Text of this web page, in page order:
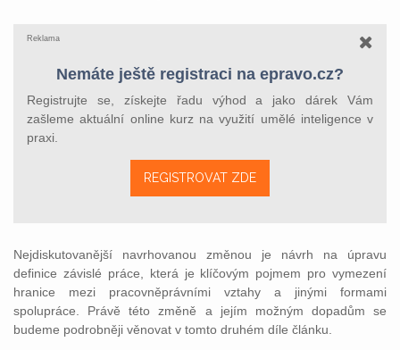
Reklama
Nemáte ještě registraci na epravo.cz?
Registrujte se, získejte řadu výhod a jako dárek Vám
zašleme aktuální online kurz na využití umělé inteligence v
praxi.
REGISTROVAT ZDE
Nejdiskutovanější navrhovanou změnou je návrh na úpravu
definice závislé práce, která je klíčovým pojmem pro vymezení
hranice mezi pracovněprávními vztahy a jinými formami
spolupráce. Právě této změně a jejím možným dopadům se
budeme podrobněji věnovat v tomto druhém díle článku.